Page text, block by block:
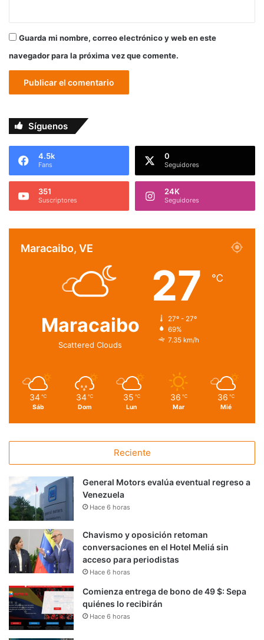
Guarda mi nombre, correo electrónico y web en este
navegador para la próxima vez que comente.
Síguenos
4.5k
Fans
0
Seguidores
351
Suscriptores
24K
Seguidores
Maracaibo, VE
Maracaibo
Scattered Clouds
27 ℃
27º - 27º
69%
7.35 km/h
34 ℃
Sáb
34 ℃
Dom
35 ℃
Lun
36 ℃
Mar
36 ℃
Mié
Reciente
General Motors evalúa eventual regreso a
Venezuela
Hace 6 horas
Chavismo y oposición retoman
conversaciones en el Hotel Meliá sin
acceso para periodistas
Hace 6 horas
Comienza entrega de bono de 49 $: Sepa
quiénes lo recibirán
Hace 6 horas